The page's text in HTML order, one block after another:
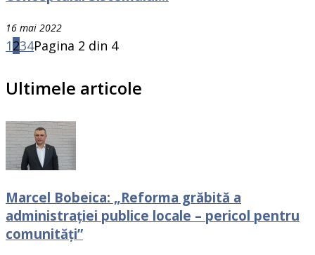
16 mai 2022
1234Pagina 2 din 4
Ultimele articole
Marcel Bobeica: „Reforma grăbită a
administrației publice locale – pericol pentru
comunități”